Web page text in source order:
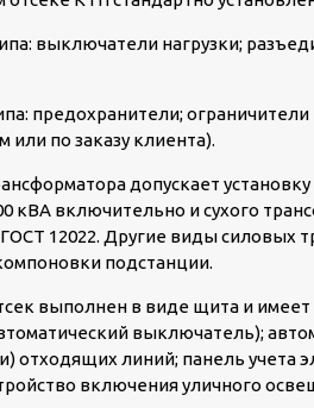
выключатели нагрузки;
предохранители;
по заказу клиента).
допускает
кВА включительно и сухого
12022. Другие виды силовых
подстанции.
выполнен в виде щита и
выключатель);
отходящих линий; панель учета
включения уличного